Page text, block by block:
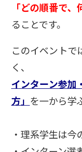
「どの順番で、
ることです。
このイベントで
く、
インターン参加
方」 を一から学
・理系学生は